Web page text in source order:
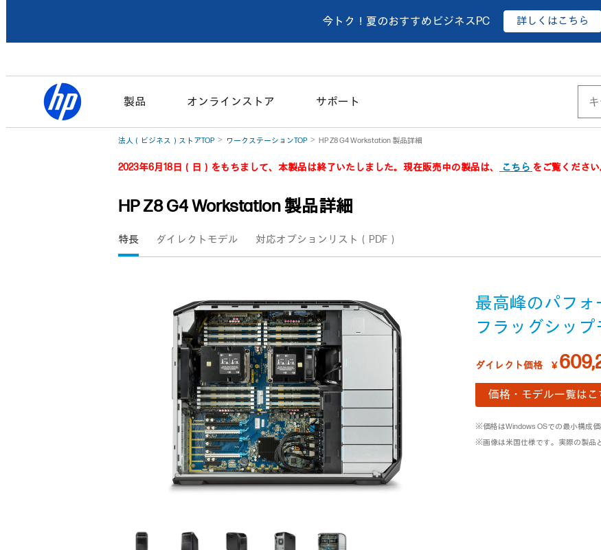
今トク！夏のおすすめビジネスPC 詳しくはこちら
製品 オンラインストア サポート
法人（ビジネス）ストアTOP ワークステーションTOP HP Z8 G4 Workstation 製品詳細
2023年6月18日（日）をもちまして、本製品は終了いたしました。現在販売中の製品は、 こちら をご覧ください
HP Z8 G4 Workstation 製品詳細
特長 ダイレクトモデル 対応オプションリスト（PDF）
最高峰のパフ
フラッグシップ
ダイレクト価格 ￥
価格・モデル一覧はこ
※価格はWindows OSでの最小構成価
※画像は米国仕様です。実際の製品